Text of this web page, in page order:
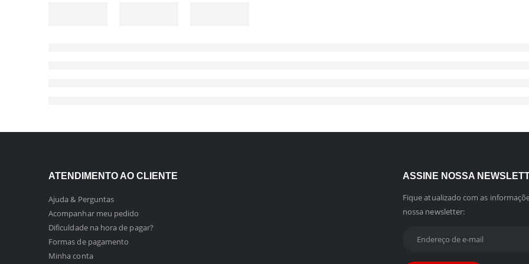
ATENDIMENTO AO CLIENTE
Ajuda & Perguntas
Acompanhar meu pedido
Dificuldade na hora de pagar?
Formas de pagamento
Minha conta
ASSINE NOSSA
Fique atualizado com as
nossa newsletter: